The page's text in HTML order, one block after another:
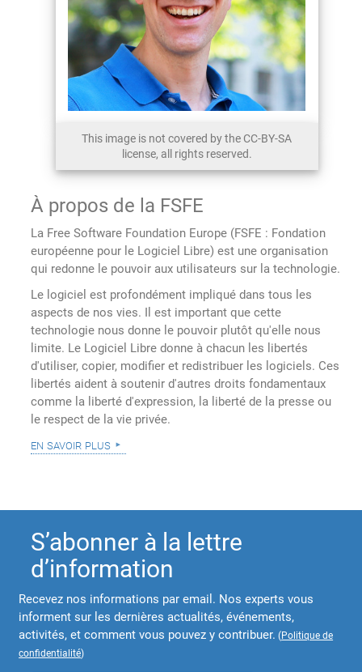
This image is not covered by the CC-BY-SA
license, all rights reserved.
À propos de la FSFE
La Free Software Foundation Europe (FSFE : Fondation
européenne pour le Logiciel Libre) est une organisation
qui redonne le pouvoir aux utilisateurs sur la technologie.
Le logiciel est profondément impliqué dans tous les
aspects de nos vies. Il est important que cette
technologie nous donne le pouvoir plutôt qu'elle nous
limite. Le Logiciel Libre donne à chacun les libertés
d'utiliser, copier, modifier et redistribuer les logiciels. Ces
libertés aident à soutenir d'autres droits fondamentaux
comme la liberté d'expression, la liberté de la presse ou
le respect de la vie privée.
en savoir plus
S’abonner à la lettre
d’information
Recevez nos informations par email. Nos experts vous
informent sur les dernières actualités, événements,
activités, et comment vous pouvez y contribuer. (Politique de
confidentialité)